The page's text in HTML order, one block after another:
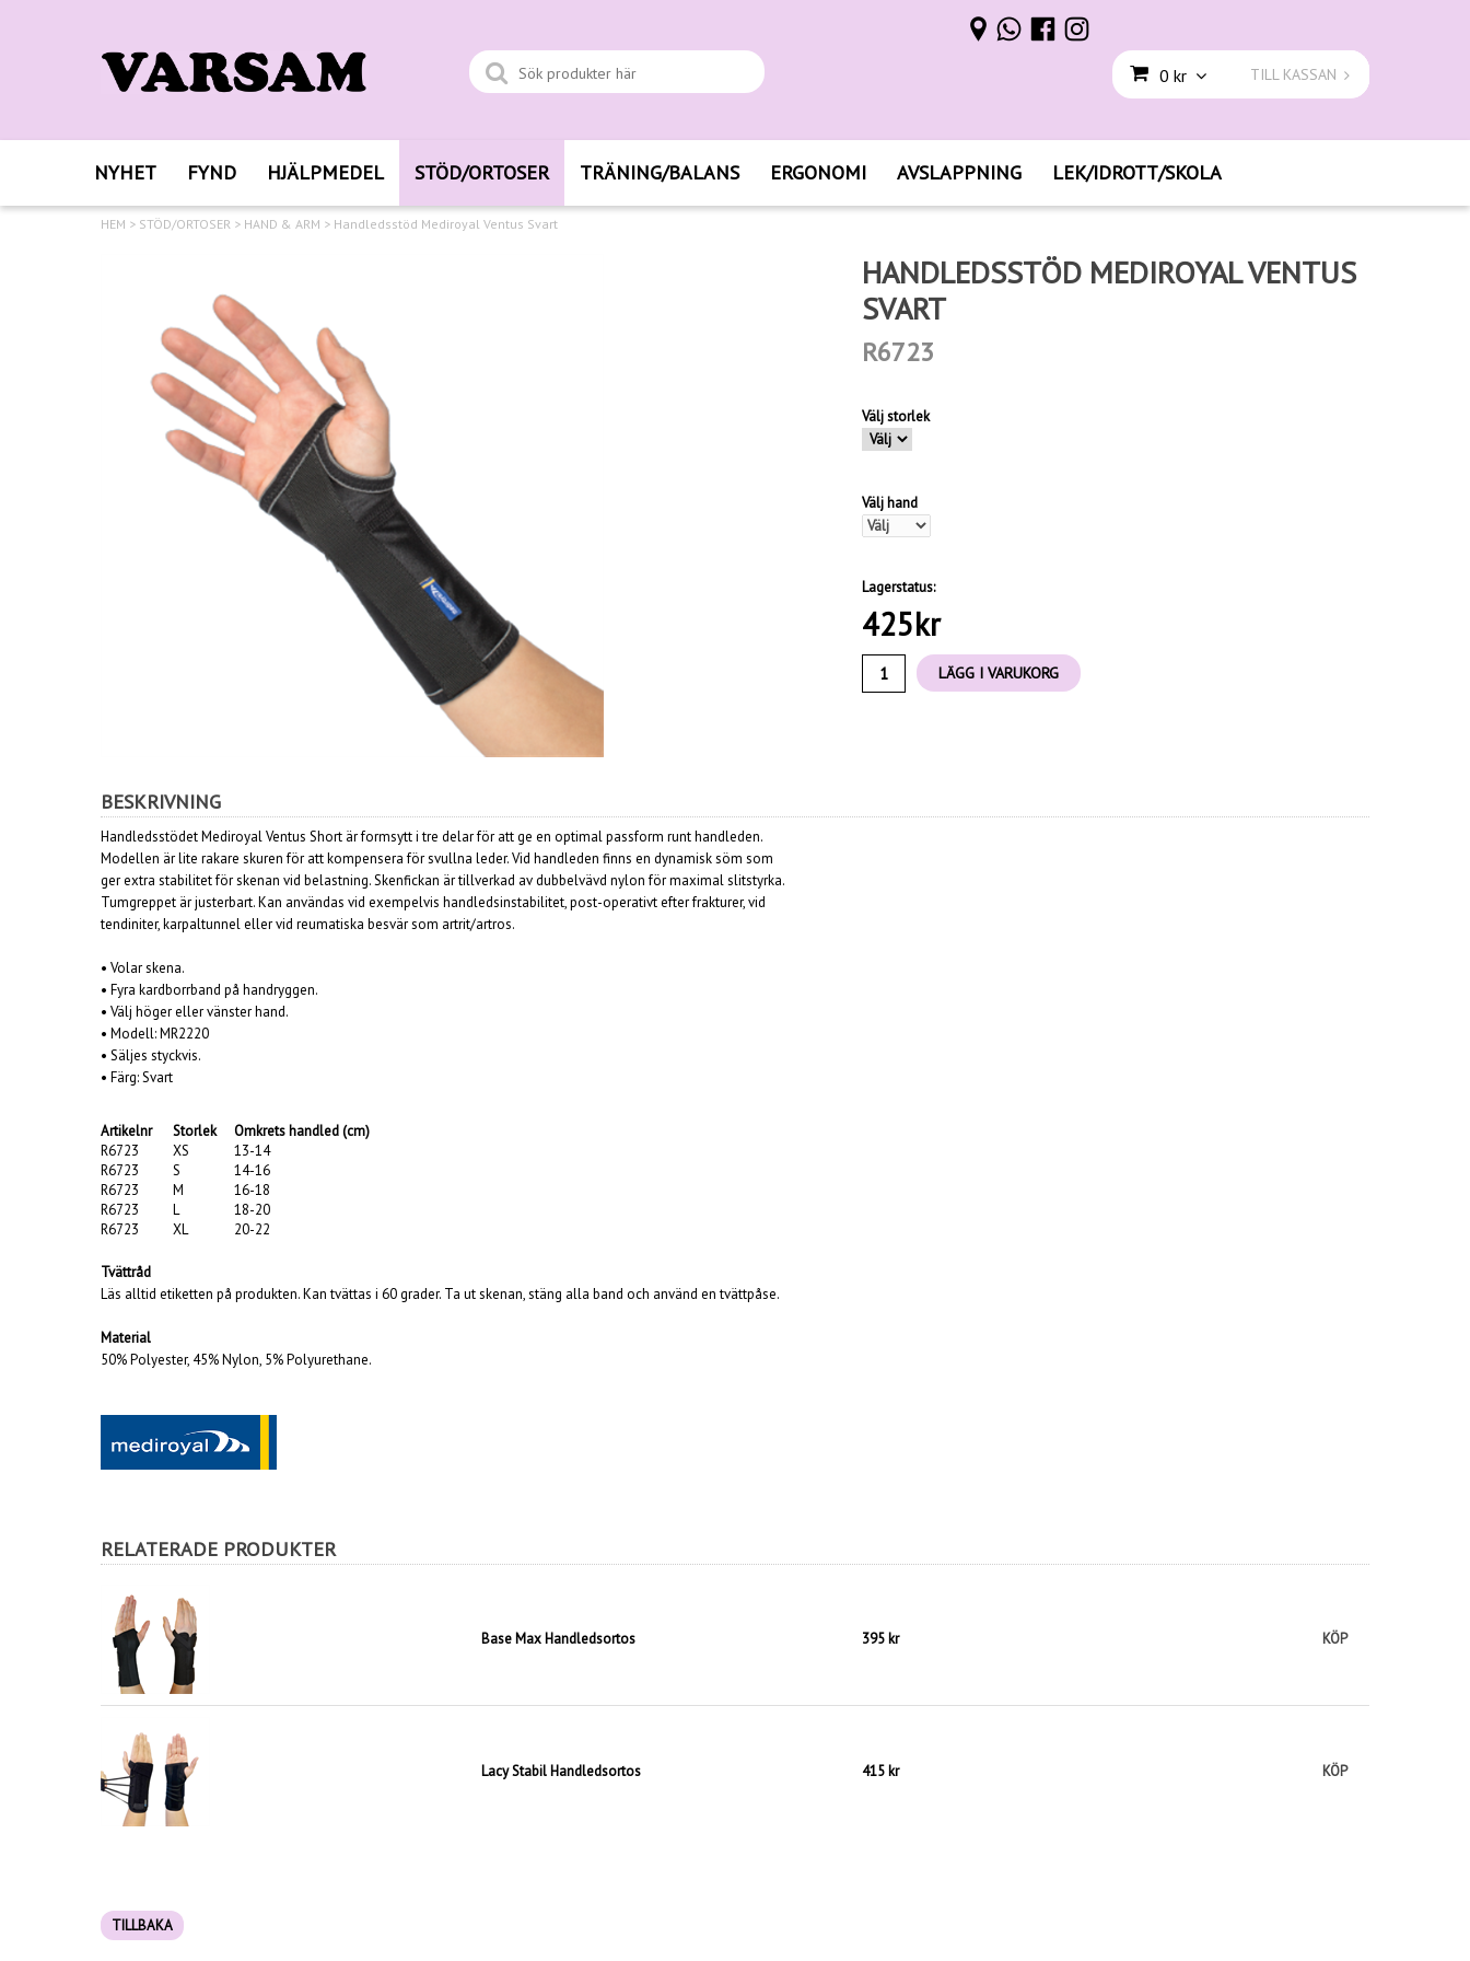
0 kr TILL KASSAN
NYHET FYND HJÄLPMEDEL STÖD/ORTOSER TRÄNING/BALANS ERGONOMI AVSLAPPNING LEK/IDROTT/SKOLA
HEM > STÖD/ORTOSER > HAND & ARM > Handledsstöd Mediroyal Ventus Svart
HANDLEDSSTÖD MEDIROYAL VENTUS
SVART
R6723
Välj storlek
Välj hand
Lagerstatus:
425kr
LÄGG I VARUKORG
BESKRIVNING
Handledsstödet Mediroyal Ventus Short är formsytt i tre delar för att ge en optimal passform runt handleden.
Modellen är lite rakare skuren för att kompensera för svullna leder. Vid handleden finns en dynamisk söm som
ger extra stabilitet för skenan vid belastning. Skenfickan är tillverkad av dubbelvävd nylon för maximal slitstyrka.
Tumgreppet är justerbart. Kan användas vid exempelvis handledsinstabilitet, post-operativt efter frakturer, vid
tendiniter, karpaltunnel eller vid reumatiska besvär som artrit/artros.
• Volar skena.
• Fyra kardborrband på handryggen.
• Välj höger eller vänster hand.
• Modell: MR2220
• Säljes styckvis.
• Färg: Svart
Artikelnr Storlek
Omkrets handled (cm)
R6723
XS
13-14
R6723
S
14-16
R6723
M
16-18
R6723
L
18-20
R6723
XL 20-22
Tvättråd
Läs alltid etiketten på produkten. Kan tvättas i 60 grader. Ta ut skenan, stäng alla band och använd en tvättpåse.
Material
50% Polyester, 45% Nylon, 5% Polyurethane.
RELATERADE PRODUKTER
Base Max Handledsortos 395 kr KÖP
Lacy Stabil Handledsortos 415 kr KÖP
TILLBAKA